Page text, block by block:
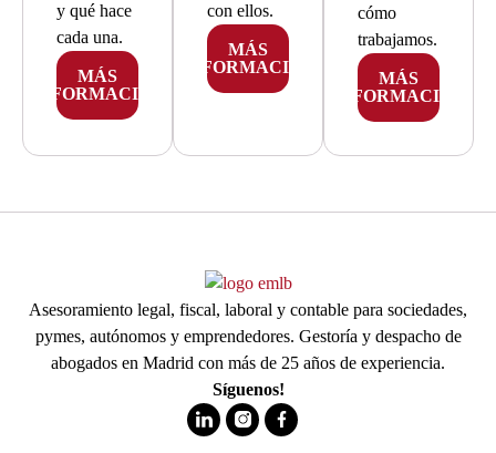
y qué hace
cada una.
MÁS
INFORMACIÓN
con ellos.
MÁS
INFORMACIÓN
cómo
trabajamos.
MÁS
INFORMACIÓN
Asesoramiento legal, fiscal, laboral y contable para sociedades,
pymes, autónomos y emprendedores. Gestoría y despacho de
abogados en Madrid con más de 25 años de experiencia.
Síguenos!